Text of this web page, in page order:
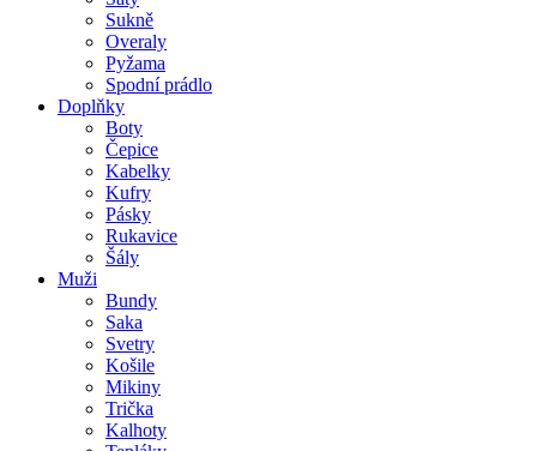
Sukně
Overaly
Pyžama
Spodní prádlo
Doplňky
Boty
Čepice
Kabelky
Kufry
Pásky
Rukavice
Šály
Muži
Bundy
Saka
Svetry
Košile
Mikiny
Trička
Kalhoty